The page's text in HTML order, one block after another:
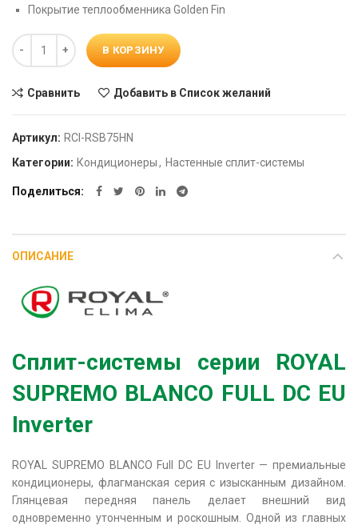
Покрытие теплообменника Golden Fin
Количество
В КОРЗИНУ
Сравнить Добавить в Список желаний
Артикул: RCI-RSB75HN
Категории: Кондиционеры, Настенные сплит-системы
Поделиться
ОПИСАНИЕ
Сплит-системы серии ROYAL
SUPREMO BLANCO FULL DC EU
Inverter
ROYAL SUPREMO BLANCO Full DC EU Inverter — премиальные
кондиционеры, флагманская серия с изысканным дизайном.
Глянцевая передняя панель делает внешний вид
одновременно утонченным и роскошным. Одной из главных